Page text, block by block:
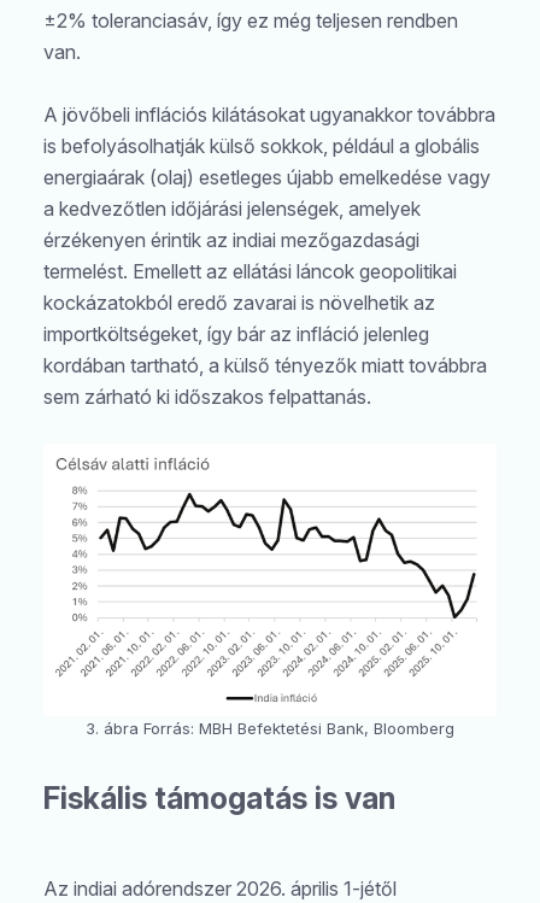
±2% toleranciasáv, így ez még teljesen rendben
van.
A jövőbeli inflációs kilátásokat ugyanakkor továbbra
is befolyásolhatják külső sokkok, például a globális
energiaárak (olaj) esetleges újabb emelkedése vagy
a kedvezőtlen időjárási jelenségek, amelyek
érzékenyen érintik az indiai mezőgazdasági
termelést. Emellett az ellátási láncok geopolitikai
kockázatokból eredő zavarai is növelhetik az
importköltségeket, így bár az infláció jelenleg
kordában tartható, a külső tényezők miatt továbbra
sem zárható ki időszakos felpattanás.
3. ábra Forrás: MBH Befektetési Bank, Bloomberg
Fiskális támogatás is van
Az indiai adórendszer 2026. április 1-jétől